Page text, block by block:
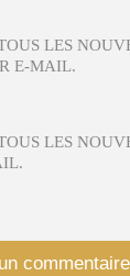
LES
E-MAIL.
LES